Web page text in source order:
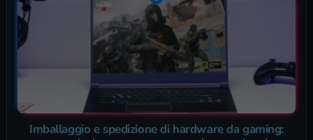
Imballaggio e spedizione di hardware da gaming: